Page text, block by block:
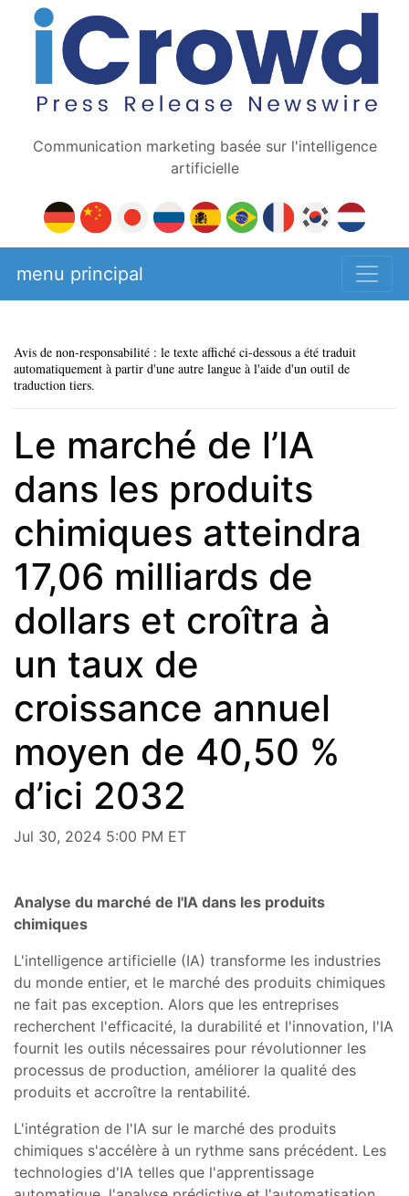
Communication marketing basée sur l'intelligence
artificielle
menu principal
Avis de non-responsabilité : le texte affiché ci-dessous a été traduit
automatiquement à partir d'une autre langue à l'aide d'un outil de
traduction tiers.
Le marché de l’IA
dans les produits
chimiques atteindra
17,06 milliards de
dollars et croîtra à
un taux de
croissance annuel
moyen de 40,50 %
d’ici 2032
Jul 30, 2024 5:00 PM ET
Analyse du marché de l'IA dans les produits
chimiques
L'intelligence artificielle (IA) transforme les industries
du monde entier, et le marché des produits chimiques
ne fait pas exception. Alors que les entreprises
recherchent l'efficacité, la durabilité et l'innovation, l'IA
fournit les outils nécessaires pour révolutionner les
processus de production, améliorer la qualité des
produits et accroître la rentabilité.
L'intégration de l'IA sur le marché des produits
chimiques s'accélère à un rythme sans précédent. Les
technologies d'IA telles que l'apprentissage